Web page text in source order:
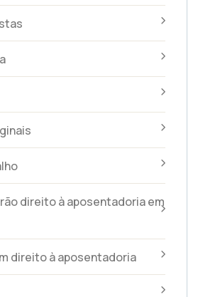
direito à aposentadoria em
direito à aposentadoria